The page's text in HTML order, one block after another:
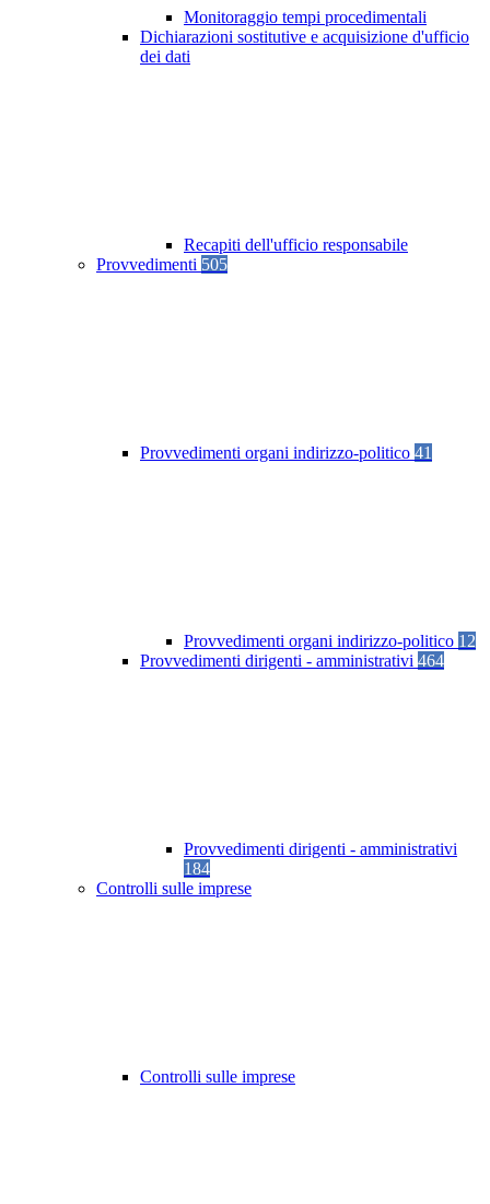
Monitoraggio tempi procedimentali
Dichiarazioni sostitutive e acquisizione d'ufficio
dei dati
Recapiti dell'ufficio responsabile
Provvedimenti 505
Provvedimenti organi indirizzo-politico 41
Provvedimenti organi indirizzo-politico 12
Provvedimenti dirigenti - amministrativi 464
Provvedimenti dirigenti - amministrativi
184
Controlli sulle imprese
Controlli sulle imprese